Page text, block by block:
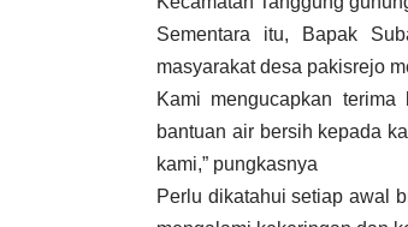
Sementara itu, Bapak
masyarakat desa pakisrejo
Kami mengucapkan terima
bantuan air bersih kepada
kami,” pungkasnya
Perlu dikatahui setiap awal
mengalami kekeringan dan